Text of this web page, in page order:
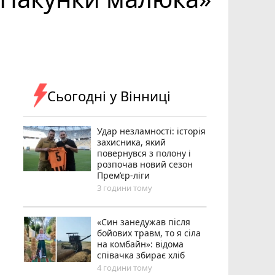
Сьогодні у Вінниці
Удар незламності: історія
захисника, який
повернувся з полону і
розпочав новий сезон
Прем’єр-ліги
3 години тому
«Син занедужав після
бойових травм, то я сіла
на комбайн»: відома
співачка збирає хліб
4 години тому